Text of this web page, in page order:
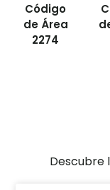
Código
de Área
2274
Descubre